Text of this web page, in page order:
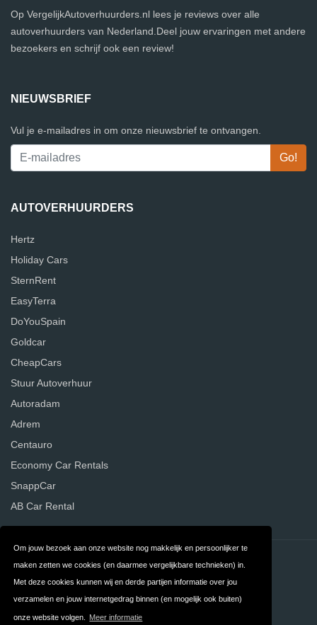
Om jouw bezoek aan onze website nog makkelijk en persoonlijker te
maken zetten we cookies (en daarmee vergelijkbare technieken) in.
Met deze cookies kunnen wij en derde partijen informatie over jou
verzamelen en jouw internetgedrag binnen (en mogelijk ook buiten)
onze website volgen. Meer informatie
Op VergelijkAutoverhuurders.nl lees je reviews over alle
autoverhuurders van Nederland.Deel jouw ervaringen met andere
bezoekers en schrijf ook een review!
NIEUWSBRIEF
Vul je e-mailadres in om onze nieuwsbrief te ontvangen.
AUTOVERHUURDERS
Hertz
Holiday Cars
SternRent
EasyTerra
DoYouSpain
Goldcar
CheapCars
Stuur Autoverhuur
Autoradam
Adrem
Centauro
Economy Car Rentals
SnappCar
AB Car Rental
Contact Privacy
Algemene FAQ